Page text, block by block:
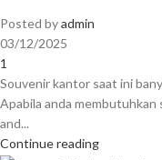
Posted byadmin
03/12/2025
1
Souvenir kantor saat ini
Apabila anda membutuhkan
and...
Continue reading